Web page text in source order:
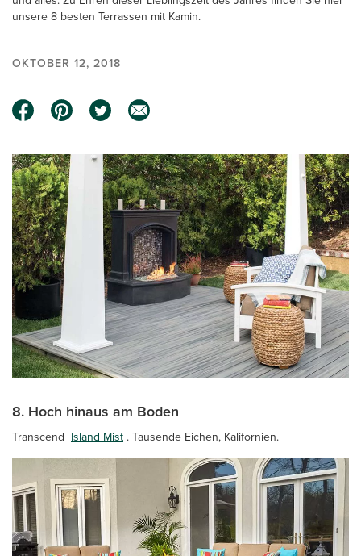
unsere 8 besten Terrassen mit Kamin.
OKTOBER 12, 2018
8. Hoch hinaus am Boden
Transcend Island Mist . Tausende Eichen, Kalifornien.